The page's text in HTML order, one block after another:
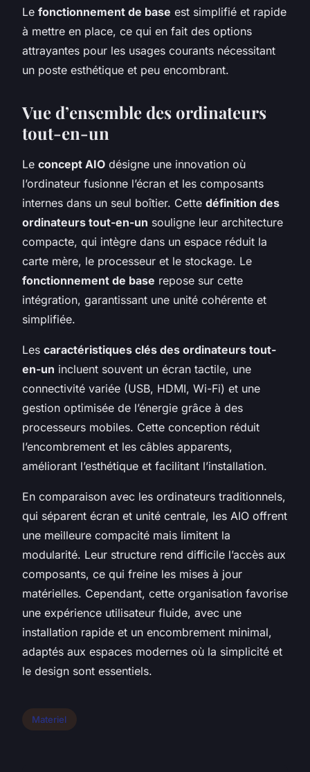
Le fonctionnement de base est simplifié et rapide
à mettre en place, ce qui en fait des options
attrayantes pour les usages courants nécessitant
un poste esthétique et peu encombrant.
Vue d’ensemble des ordinateurs
tout-en-un
Le concept AIO désigne une innovation où
l’ordinateur fusionne l’écran et les composants
internes dans un seul boîtier. Cette définition des
ordinateurs tout-en-un souligne leur architecture
compacte, qui intègre dans un espace réduit la
carte mère, le processeur et le stockage. Le
fonctionnement de base repose sur cette
intégration, garantissant une unité cohérente et
simplifiée.
Les caractéristiques clés des ordinateurs tout-
en-un incluent souvent un écran tactile, une
connectivité variée (USB, HDMI, Wi-Fi) et une
gestion optimisée de l’énergie grâce à des
processeurs mobiles. Cette conception réduit
l’encombrement et les câbles apparents,
améliorant l’esthétique et facilitant l’installation.
En comparaison avec les ordinateurs traditionnels,
qui séparent écran et unité centrale, les AIO offrent
une meilleure compacité mais limitent la
modularité. Leur structure rend difficile l’accès aux
composants, ce qui freine les mises à jour
matérielles. Cependant, cette organisation favorise
une expérience utilisateur fluide, avec une
installation rapide et un encombrement minimal,
adaptés aux espaces modernes où la simplicité et
le design sont essentiels.
Materiel